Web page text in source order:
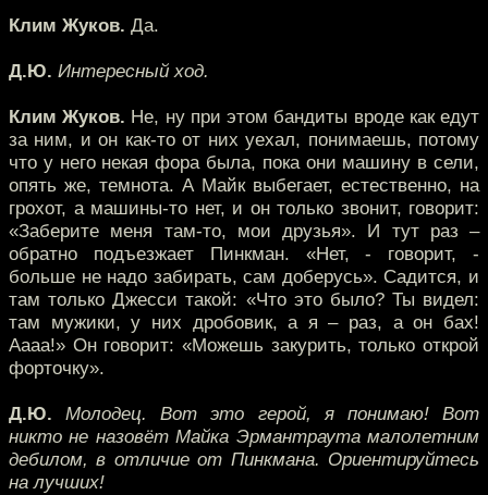
Клим Жуков. Да.
Д.Ю. Интересный ход.
Клим Жуков. Не, ну при этом бандиты вроде как едут
за ним, и он как-то от них уехал, понимаешь, потому
что у него некая фора была, пока они машину в сели,
опять же, темнота. А Майк выбегает, естественно, на
грохот, а машины-то нет, и он только звонит, говорит:
«Заберите меня там-то, мои друзья». И тут раз –
обратно подъезжает Пинкман. «Нет, - говорит, -
больше не надо забирать, сам доберусь». Садится, и
там только Джесси такой: «Что это было? Ты видел:
там мужики, у них дробовик, а я – раз, а он бах!
Аааа!» Он говорит: «Можешь закурить, только открой
форточку».
Д.Ю. Молодец. Вот это герой, я понимаю! Вот
никто не назовёт Майка Эрмантраута малолетним
дебилом, в отличие от Пинкмана. Ориентируйтесь
на лучших!